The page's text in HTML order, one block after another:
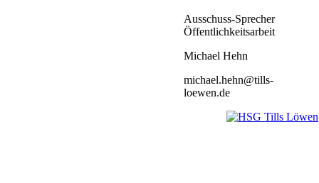
Ausschuss-Sprecher
Öffentlichkeitsarbeit
Michael Hehn
michael.hehn@tills-
loewen.de